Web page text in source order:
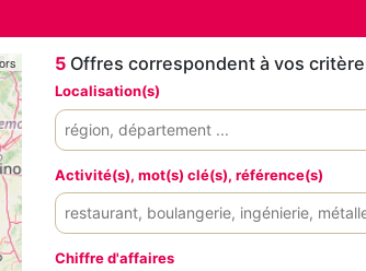
5 Offres correspondent à vos
Localisation(s)
Activité(s), mot(s) clé(s), référence(s)
Chiffre d'affaires